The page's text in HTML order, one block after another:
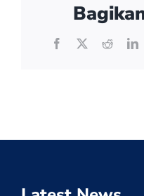
Facebook
X Reddit